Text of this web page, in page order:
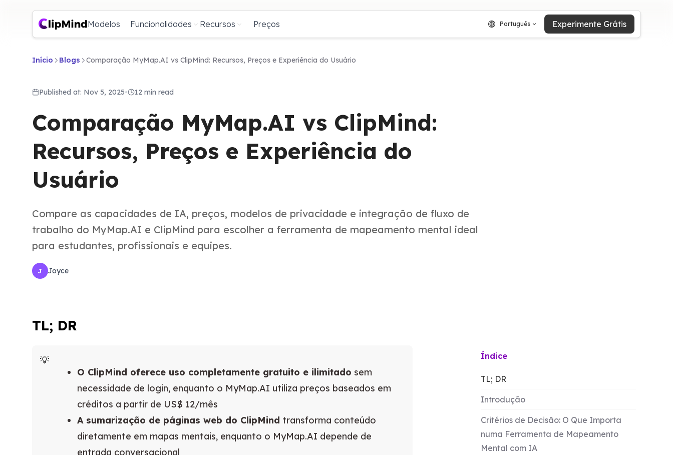
Modelos Funcionalidades Recursos Preços Português Experimente Grátis
Início Blogs Comparação MyMap.AI vs ClipMind: Recursos, Preços e Experiência do Usuário
Published at: Nov 5, 2025• 12 min read
Comparação MyMap.AI vs ClipMind:
Recursos, Preços e Experiência do
Usuário
Compare as capacidades de IA, preços, modelos de privacidade e integração de fluxo de
trabalho do MyMap.AI e ClipMind para escolher a ferramenta de mapeamento mental ideal
para estudantes, profissionais e equipes.
J Joyce
TL; DR
O ClipMind oferece uso completamente gratuito e ilimitado sem
necessidade de login, enquanto o MyMap.AI utiliza preços baseados em
créditos a partir de US$ 12/mês
A sumarização de páginas web do ClipMind transforma conteúdo
diretamente em mapas mentais, enquanto o MyMap.AI depende de
entrada conversacional
Índice
TL; DR
Introdução
Critérios de Decisão: O Que Importa
numa Ferramenta de Mapeamento
Mental com IA